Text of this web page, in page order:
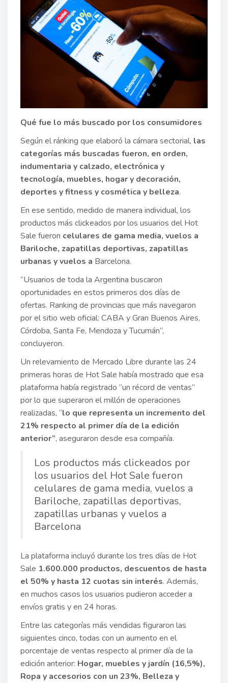
Qué fue lo más buscado por los consumidores
Según el ránking que elaboró la cámara sectorial, las
categorías más buscadas fueron, en orden,
indumentaria y calzado, electrónica y
tecnología, muebles, hogar y decoración,
deportes y fitness y cosmética y belleza.
En ese sentido, medido de manera individual, los
productos más clickeados por los usuarios del Hot
Sale fueron celulares de gama media, vuelos a
Bariloche, zapatillas deportivas, zapatillas
urbanas y vuelos a Barcelona.
“Usuarios de toda la Argentina buscaron
oportunidades en estos primeros dos días de
ofertas. Ranking de provincias que más navegaron
por el sitio web oficial: CABA y Gran Buenos Aires,
Córdoba, Santa Fe, Mendoza y Tucumán”,
concluyeron.
Un relevamiento de Mercado Libre durante las 24
primeras horas de Hot Sale había mostrado que esa
plataforma había registrado “un récord de ventas”
por lo que superaron el millón de operaciones
realizadas, “lo que representa un incremento del
21% respecto al primer día de la edición
anterior”, aseguraron desde esa compañía.
Los productos más clickeados por
los usuarios del Hot Sale fueron
celulares de gama media, vuelos a
Bariloche, zapatillas deportivas,
zapatillas urbanas y vuelos a
Barcelona
La plataforma incluyó durante los tres días de Hot
Sale 1.600.000 productos, descuentos de hasta
el 50% y hasta 12 cuotas sin interés. Además,
en muchos casos los usuarios pudieron acceder a
envíos gratis y en 24 horas.
Entre las categorías más vendidas figuraron las
siguientes cinco, todas con un aumento en el
porcentaje de ventas respecto al primer día de la
edición anterior: Hogar, muebles y jardín (16,5%),
Ropa y accesorios con un 23%, Belleza y